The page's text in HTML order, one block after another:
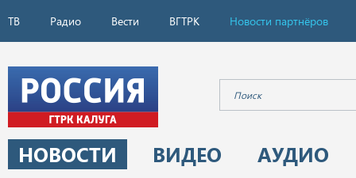
ТВ Радио Вести ВГТРК Новости партнёров
НОВОСТИ ВИДЕО
АУДИО